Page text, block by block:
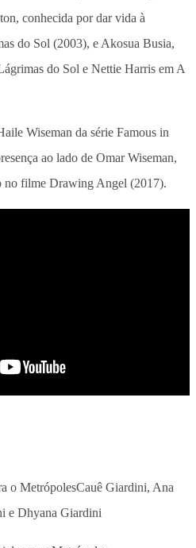
conhecida por dar vida à
do Sol (2003), e Akosua Busia,
do Sol e Nettie Harris em A
Wiseman da série Famous in
ao lado de Omar Wiseman,
no filme Drawing Angel (2017).
Cauê Giardini, Ana
e Dhyana Giardini